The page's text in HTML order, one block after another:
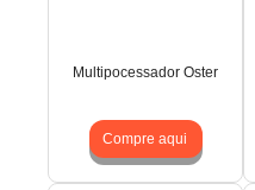
Multipocessador Oster
Compre aqui